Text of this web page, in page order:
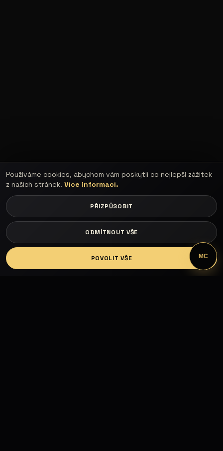
LOGIN
Používáme cookies, abychom vám poskytli co nejlepší zážitek
z našich stránek. Více informací.
PŘIZPŮSOBIT
ODMÍTNOUT VŠE
POVOLIT VŠE MC